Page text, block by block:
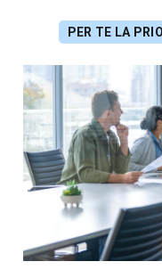
PER TE LA